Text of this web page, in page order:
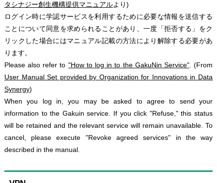
タシナジー創生機構提供マニュアルより)
ログイン時に学認サービスを利用するために必要な情報を送信する
ことについて同意を求められることがあり、一度「拒否する」をク
リックした場合にはマニュアル記載の方法により解除する必要があ
ります。
Please also refer to "How to log in to the GakuNin Service". (From
User Manual Set provided by Organization for Innovations in Data
Synergy)
When you log in, you may be asked to agree to send your
information to the Gakuin service. If you click "Refuse," this status
will be retained and the relevant service will remain unavailable. To
cancel, please execute "Revoke agreed services" in the way
described in the manual.